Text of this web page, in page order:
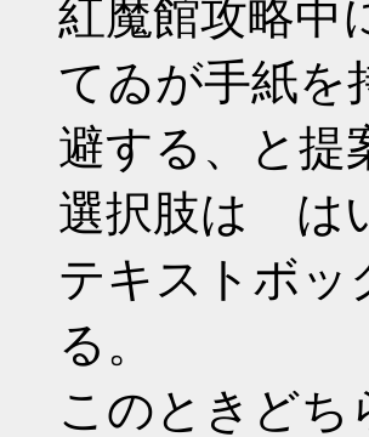
紅魔館攻略中
てゐが手紙を
避する、と提
選択肢は は
テキストボ
る。
このときどち